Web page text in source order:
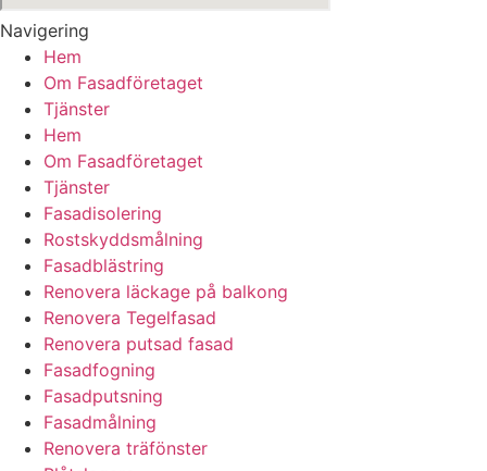
Navigering
Hem
Om Fasadföretaget
Tjänster
Hem
Om Fasadföretaget
Tjänster
Fasadisolering
Rostskyddsmålning
Fasadblästring
Renovera läckage på balkong
Renovera Tegelfasad
Renovera putsad fasad
Fasadfogning
Fasadputsning
Fasadmålning
Renovera träfönster